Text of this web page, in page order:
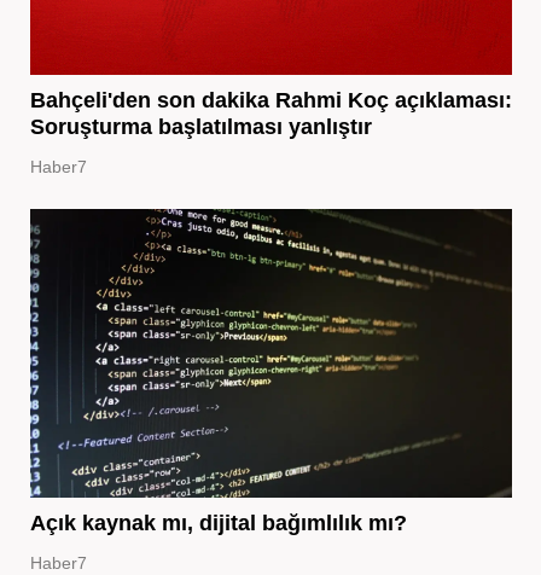
Bahçeli'den son dakika Rahmi Koç açıklaması:
Soruşturma başlatılması yanlıştır
Haber7
Açık kaynak mı, dijital bağımlılık mı?
Haber7